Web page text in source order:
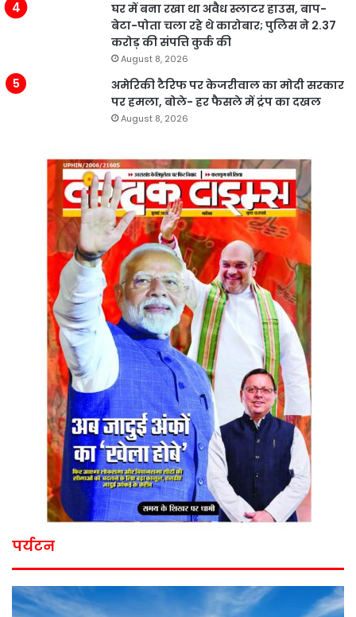
घर में बना रखा था अवैध स्लाटर हाउस, बाप-
बेटा-पोता चला रहे थे कारोबार; पुलिस ने 2.37
करोड़ की संपत्ति कुर्क की
August 8, 2026
अमेरिकी टैरिफ पर केजरीवाल का मोदी सरकार
पर हमला, बोले- हर फैसले में ट्रंप का दखल
August 8, 2026
पर्यटन